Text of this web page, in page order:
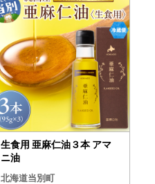
生食用 亜麻仁油３本 アマ
ニ油
北海道当別町